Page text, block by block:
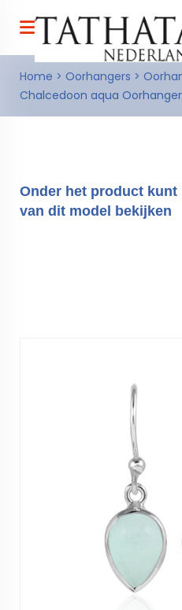
Home > Oorhangers >
Chalcedoon aqua
Onder het product kunt
van dit model bekijken